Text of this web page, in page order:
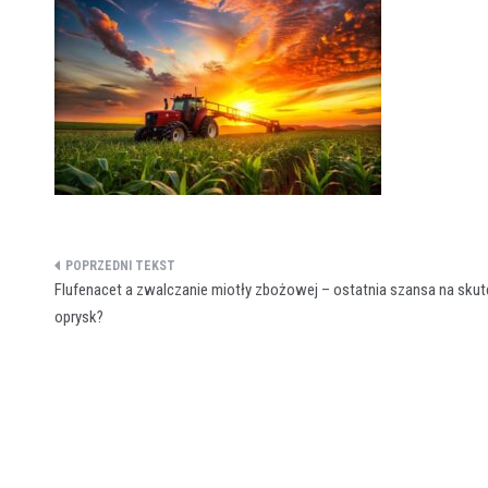
Nawigacja
wpisu
Flufenacet a zwalczanie miotły zbożowej – ostatnia szansa na
oprysk?